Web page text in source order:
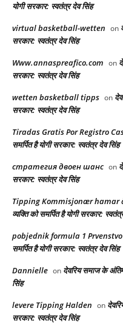
योगी सरकार: स्वतंत्र देव सिंह
virtual basketball-wetten on
सरकार: स्वतंत्र देव सिंह
Www.annaspreafico.com on
सरकार: स्वतंत्र देव सिंह
wetten basketball tipps on
सरकार: स्वतंत्र देव सिंह
Tiradas Gratis Por Registro
समर्पित है योगी सरकार: स्वतंत्र देव सिंह
стратегия двоен шанс on
सरकार: स्वतंत्र देव सिंह
Tipping Kommisjonær hamar
व्यक्ति को समर्पित है योगी सरकार:
pobjednik formula 1
समर्पित है योगी सरकार: स्वतंत्र देव सिंह
Dannielle on देवरिय समाज के
सिंह
levere Tipping Halden on
सरकार: स्वतंत्र देव सिंह